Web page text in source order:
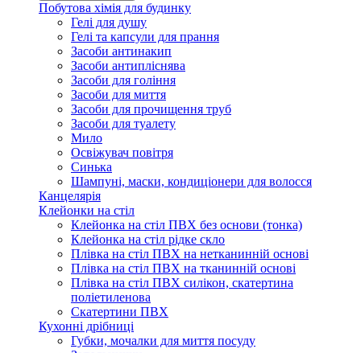
Побутова хімія для будинку
Гелі для душу
Гелі та капсули для прання
Засоби антинакип
Засоби антипліснява
Засоби для гоління
Засоби для миття
Засоби для прочищення труб
Засоби для туалету
Мило
Освіжувач повітря
Синька
Шампуні, маски, кондиціонери для волосся
Канцелярія
Клейонки на стіл
Клейонка на стіл ПВХ без основи (тонка)
Клейонка на стіл рідке скло
Плівка на стіл ПВХ на нетканинній основі
Плівка на стіл ПВХ на тканинній основі
Плівка на стіл ПВХ силікон, скатертина
поліетиленова
Скатертини ПВХ
Кухонні дрібниці
Губки, мочалки для миття посуду